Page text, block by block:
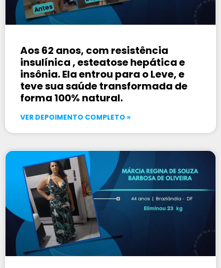
Aos 62 anos, com resistência
insulínica , esteatose hepática e
insônia. Ela entrou para o Leve, e
teve sua saúde transformada de
forma 100% natural.
VER DEPOIMENTO COMPLETO »